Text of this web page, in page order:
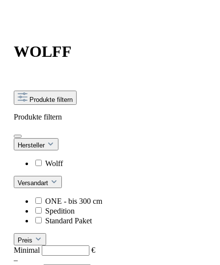
WOLFF
Produkte filtern
Produkte filtern
Hersteller
Wolff
Versandart
ONE - bis 300 cm
Spedition
Standard Paket
Preis
Minimal
€
–